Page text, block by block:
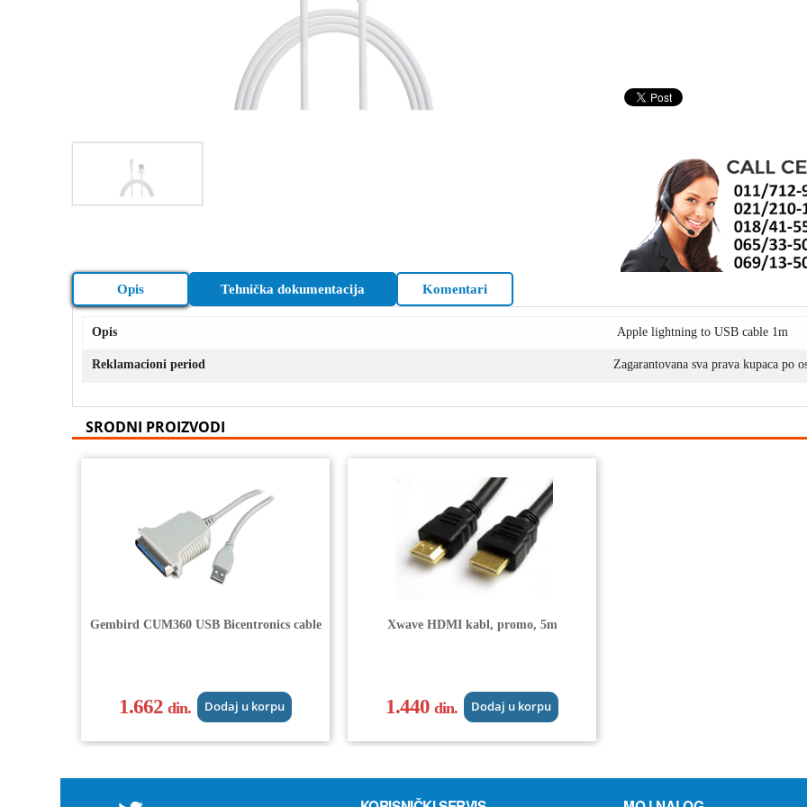
Opis Tehnička dokumentacija Komentari
Opis Apple lightning to USB cable 1m
Reklamacioni period Zagarantovana sva prava kupaca po
SRODNI PROIZVODI
Gembird CUM360 USB Bicentronics cable
1.662din. Dodaj u korpu
Xwave HDMI kabl, promo, 5m
1.440din. Dodaj u korpu